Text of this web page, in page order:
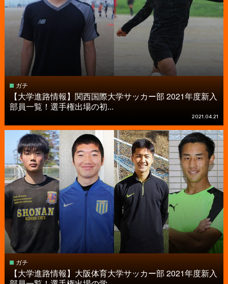
ガチ
【大学進路情報】関西国際大学サッカー部 2021年度新入
部員一覧！選手権出場の初...
2021.04.21
ガチ
【大学進路情報】大阪体育大学サッカー部 2021年度新入